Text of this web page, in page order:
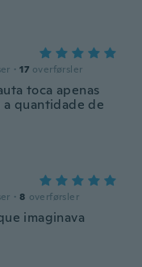
· 17 overførsler
toca apenas
a quantidade de
· 8 overførsler
imaginava